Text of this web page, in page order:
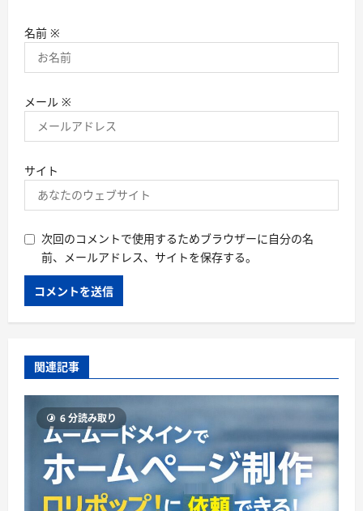
名前 ※
メール ※
サイト
次回のコメントで使用するためブラウザーに自分の名
前、メールアドレス、サイトを保存する。
関連記事
6 分読み取り